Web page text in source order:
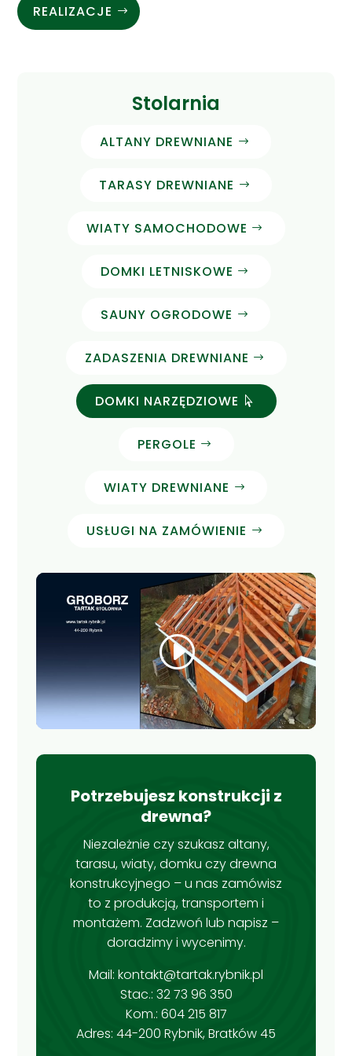
REALIZACJE
Stolarnia
ALTANY DREWNIANE
TARASY DREWNIANE
WIATY SAMOCHODOWE
DOMKI LETNISKOWE
SAUNY OGRODOWE
ZADASZENIA DREWNIANE
DOMKI NARZĘDZIOWE
PERGOLE
WIATY DREWNIANE
USŁUGI NA ZAMÓWIENIE
Kliknij, żeby zaakceptować marketing
pliki cookies i włączyć tę treść
Potrzebujesz konstrukcji z
drewna?
Niezależnie czy szukasz altany,
tarasu, wiaty, domku czy drewna
konstrukcyjnego – u nas zamówisz
to z produkcją, transportem i
montażem. Zadzwoń lub napisz –
doradzimy i wycenimy.
Mail: kontakt@tartak.rybnik.pl
Stac.: 32 73 96 350
Kom.: 604 215 817
Adres: 44-200 Rybnik, Bratków 45